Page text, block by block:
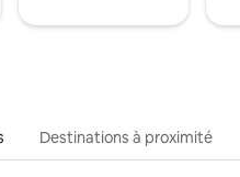
Destinations à proximité